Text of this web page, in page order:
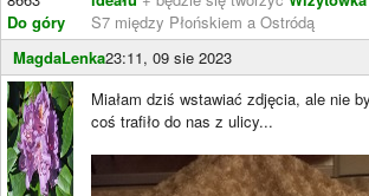
Do góry
S7 między Płońskiem a Ostródą
MagdaLenka23:11, 09 sie 2023
Miałam dziś wstawiać zdjęcia, ale nie
coś trafiło do nas z ulicy...